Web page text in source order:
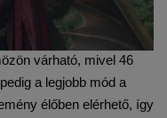
várható, mivel 46
élőben elérhető, így